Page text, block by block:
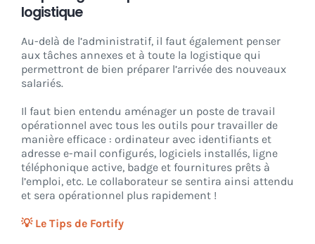
logistique
Au-delà de l’administratif, il faut également penser
aux tâches annexes et à toute la logistique qui
permettront de bien préparer l’arrivée des nouveaux
salariés.
Il faut bien entendu aménager un poste de travail
opérationnel avec tous les outils pour travailler de
manière efficace : ordinateur avec identifiants et
adresse e-mail configurés, logiciels installés, ligne
téléphonique active, badge et fournitures prêts à
l’emploi, etc. Le collaborateur se sentira ainsi attendu
et sera opérationnel plus rapidement !
💡 Le Tips de Fortify